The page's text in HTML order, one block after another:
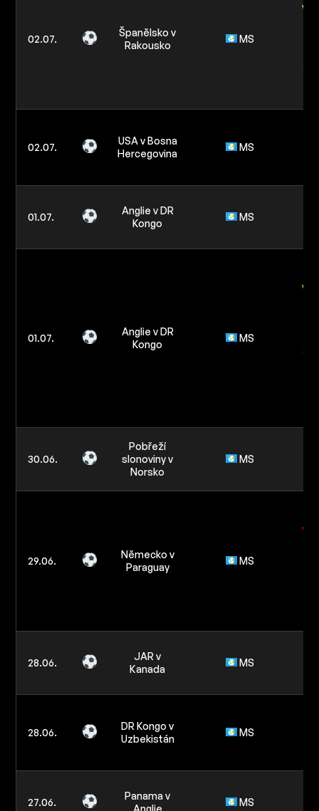
02.07.
Španělsko v
Rakousko
MS
v
02.07.
USA v Bosna
Hercegovina
MS
01.07.
Anglie v DR
Kongo
MS
01.07.
Anglie v DR
Kongo
MS
v
30.06.
Pobřeží
slonoviny v
Norsko
MS
29.06.
Německo v
Paraguay
MS
v
28.06.
JAR v
Kanada
MS
28.06.
DR Kongo v
Uzbekistán
MS
27.06.
Panama v
Anglie
MS